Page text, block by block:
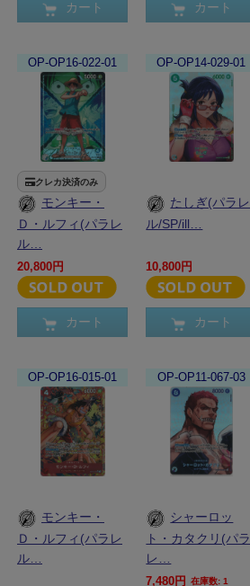
カート カート
OP-OP16-022-01
クレカ決済のみ
モンキー・
Ｄ・ルフィ(パラレ
ル…
20,800円
カート
OP-OP14-029-01
たしぎ(パラレ
ル/SP/ill…
10,800円
カート
OP-OP16-015-01
モンキー・
Ｄ・ルフィ(パラレ
ル…
OP-OP11-067-03
シャーロッ
ト・カタクリ(パラ
レ…
7,480円 在庫数: 1